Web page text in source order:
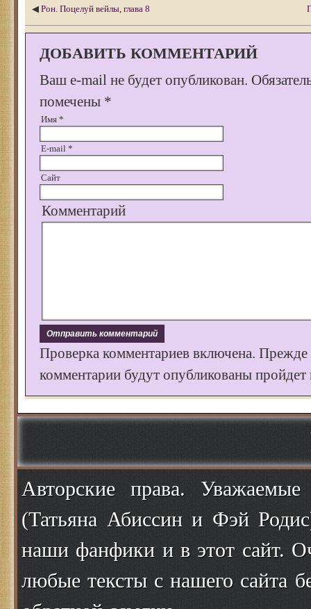
◀ Рон. Поцелуй вейлы, глава 8
ДОБАВИТЬ КОММЕНТАРИЙ
Ваш e-mail не будет опубликован.
помечены *
Имя *
E-mail *
Сайт
Комментарий
Проверка комментариев включена.
комментарии будут опубликованы пройдет
Авторские права.
(Татьяна Абиссин и Фэй
наши фанфики и в этот сайт.
любые тексты с нашего сайта